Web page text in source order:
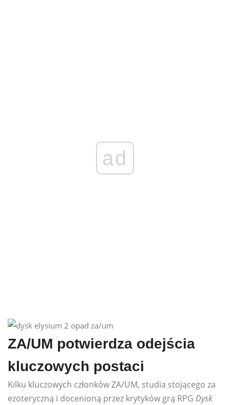
ad
ZA/UM potwierdza odejścia
kluczowych postaci
Kilku kluczowych członków ZA/UM, studia stojącego za
ezoteryczną i docenioną przez krytyków grą RPG Dysk